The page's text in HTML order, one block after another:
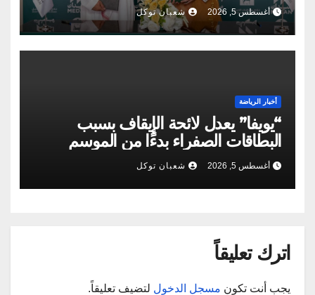
أغسطس 5, 2026 شعبان توكل
أخبار الرياضة
“يويفا” يعدل لائحة الإيقاف بسبب
البطاقات الصفراء بدءًا من الموسم
الجديد
أغسطس 5, 2026 شعبان توكل
اترك تعليقاً
يجب أنت تكون مسجل الدخول لتضيف تعليقاً.